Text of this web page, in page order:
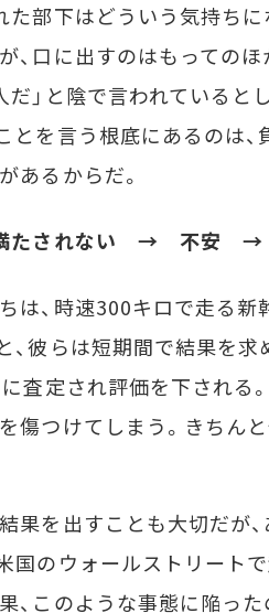
た部下はどういう気持ち
、口に出すのはもっての
だ」と陰で言われていると
とを言う根底にあるのは
あるからだ。
満たされない → 不安 →
は、時速300キロで走る
、彼らは短期間で結果を求
に査定され評価を下される
傷つけてしまう。きちん
果を出すことも大切だが
国のウォールストリート
、このような事態に陥っ